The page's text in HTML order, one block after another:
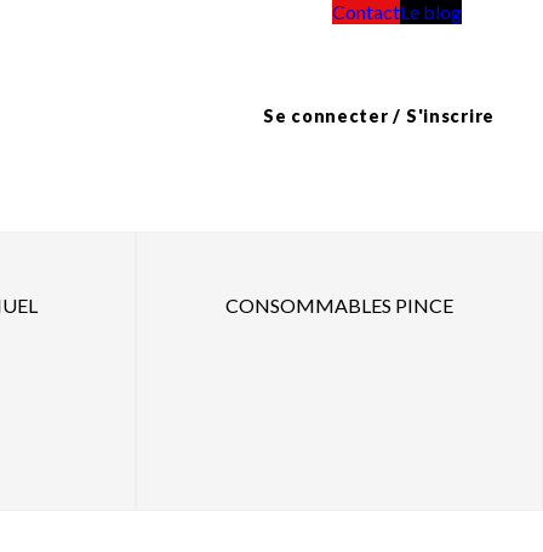
ContactLe blog
Se connecter / S'inscrire
CONSOMMABLES PINCE